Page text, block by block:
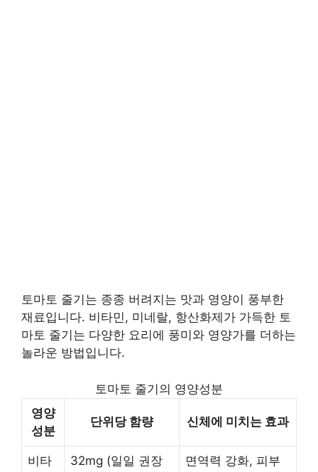
토마토 줄기는 종종 버려지는 맛과 영양이 풍부한
재료입니다. 비타민, 미네랄, 항산화제가 가득한 토
마토 줄기는 다양한 요리에 풍미와 영양가를 더하는
놀라운 방법입니다.
토마토 줄기의 영양성분
영양
성분
단위당 함량 신체에 미치는 효과
비타
32mg (일일 권장
면역력 강화, 피부